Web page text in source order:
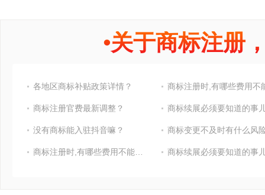
•关于商标注册
各地区商标补贴政策详情？
商标注册官费最新调整？ 商标续展必须要知道的事
没有商标能入驻抖音嘛？ 商标变更不及时有什么风
商标续展必须要知道的事